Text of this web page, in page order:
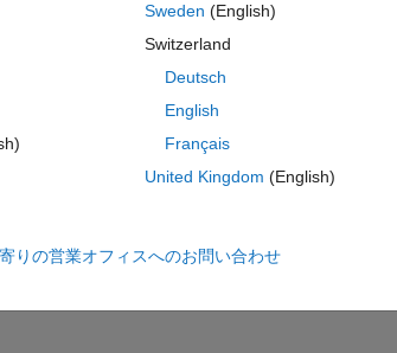
"http://www.opengis.net/gml"
ContentObjectID>
Sweden (English)
Switzerland
Deutsch
English
Français
United Kingdom (English)
りの営業オフィスへのお問い合わせ